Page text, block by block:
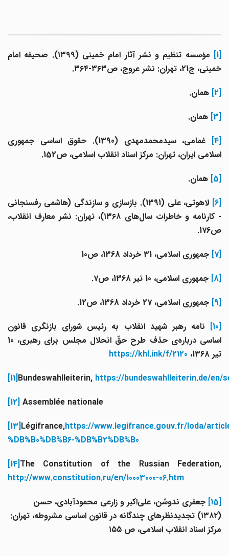
مؤسسه تنظیم و نشر آثار امام خمینی (۱۳۹۹). صحیفه امام
خمینی، ج21، تهران: نشر عروج، ص۳۶۳-۳۶۴.
[2]همان.
[3]همان.
[4]
غمامی، سیدمحمدمهدی (1390). حقوق اساسی جمهوری
اسلامی ایران، تهران: مرکز اسناد انقلاب اسلامی، ص152.
[5]همان.
لاهوتی، علی (1391). بازسازی و سازندگی (هاشمی رفسنجانی
- کارنامه و خاطرات سال‌های ۱۳۶۸)، تهران: نشر معارف انقلاب،
ص176.
[7]جمهوری اسلامی، 31 خرداد 1368، ص10
[8]جمهوری اسلامی، 10 تیر 1368، ص7.
[9]جمهوری اسلامی، 27 خرداد 1368، ص12.
[10]نامه رهبر شهید انقلاب به رئیس شوراى بازنگرى قانون
اساسى درباره‌ی حذف طرح حقّ انحلال مجلس براى رهبرى، 10
تیر 1368،
https://khl.ink/f/2120
[11]Bundeswahlleiterin,https://bundeswahlleiterin.de/
[12] Assemblé e nationale
[13]Légifrance,https://www.legifrance.gouv.fr/loda/
%DB%B0%DB%B6-%DB%B2%DB%B0
[14]The Constitution of the Russian Federation,
http://www.constitution.ru/en/10003000-06.htm
جعفری ندوشن، علی‌اکبر و زارعی محمودآبادی، حسن
(۱۳۸۲) تجدیدنظرهای چندگانه در قانون اساسی مشروطه، تهران:
مرکز اسناد انقلاب اسلامی، ص ۱۵۵